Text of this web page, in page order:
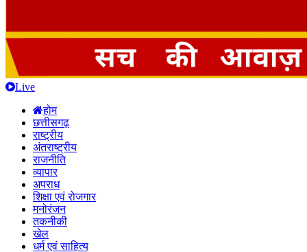
Live
होम
छत्तीसगढ़
राष्ट्रीय
अंतराष्ट्रीय
राजनीति
व्यापार
अपराध
शिक्षा एवं रोजगार
मनोरंजन
तकनीकी
खेल
धर्म एवं साहित्य